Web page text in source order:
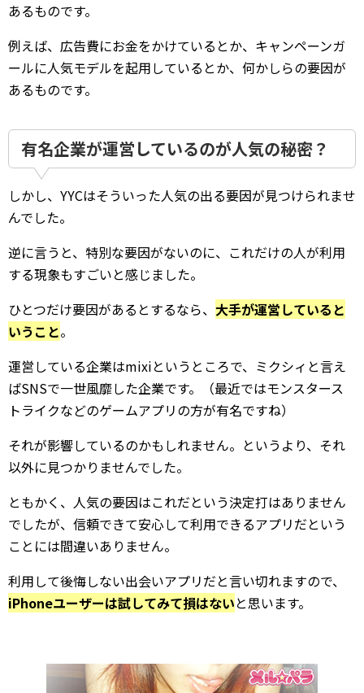
あるものです。
例えば、広告費にお金をかけているとか、キャンペーンガ
ールに人気モデルを起用しているとか、何かしらの要因が
あるものです。
有名企業が運営しているのが人気の秘密？
しかし、YYCはそういった人気の出る要因が見つけられませ
んでした。
逆に言うと、特別な要因がないのに、これだけの人が利用
する現象もすごいと感じました。
ひとつだけ要因があるとするなら、 大手が運営していると
いうこと。
運営している企業はmixiというところで、ミクシィと言え
ばSNSで一世風靡した企業です。（最近ではモンスタース
トライクなどのゲームアプリの方が有名ですね）
それが影響しているのかもしれません。というより、それ
以外に見つかりませんでした。
ともかく、人気の要因はこれだという決定打はありません
でしたが、信頼できて安心して利用できるアプリだという
ことには間違いありません。
利用して後悔しない出会いアプリだと言い切れますので、
iPhoneユーザーは試してみて損はないと思います。